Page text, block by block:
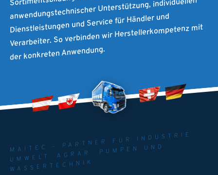
anwendungstechnischer Unterstützung, individuellen
Dienstleistungen und Service für Händler und
Verarbeiter. So verbinden wir Herstellerkompetenz mit
der konkreten Anwendung.
MAITEC - PARTNER FÜR INDUSTRIE.
UMWELT. AGRAR. PUMPEN UND
WASSERTECHNIK